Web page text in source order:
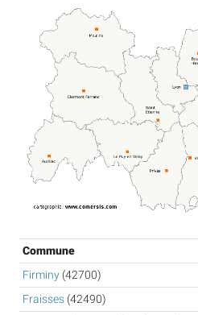
Commune
Firminy (42700)
Fraisses (42490)